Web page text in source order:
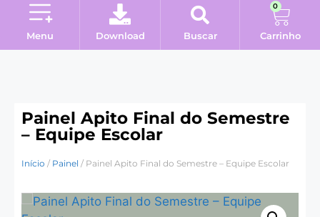
Menu Download Buscar
0
Carrinho
Painel Apito Final do Semestre
– Equipe Escolar
Início / Painel / Painel Apito Final do Semestre – Equipe Escolar